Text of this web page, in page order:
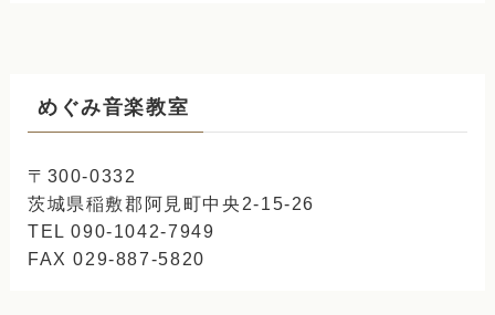
めぐみ音楽教室
〒300-0332
茨城県稲敷郡阿見町中央2-15-26
TEL 090-1042-7949
FAX 029-887-5820